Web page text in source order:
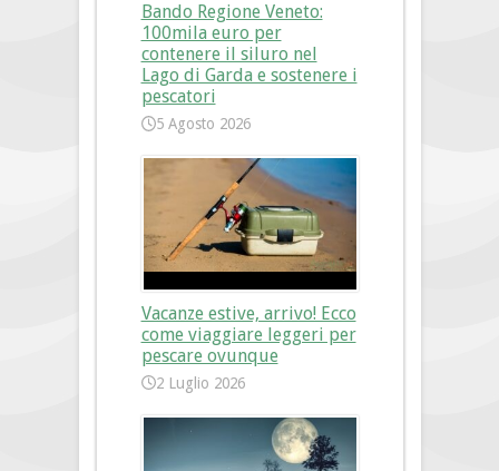
Bando Regione Veneto:
100mila euro per
contenere il siluro nel
Lago di Garda e sostenere i
pescatori
5 Agosto 2026
Vacanze estive, arrivo! Ecco
come viaggiare leggeri per
pescare ovunque
2 Luglio 2026